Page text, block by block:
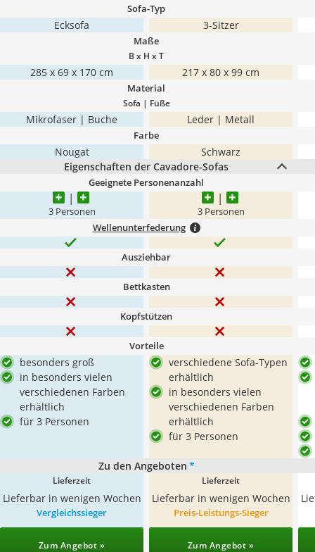
Sofa-Typ
Ecksofa 3-Sitzer
Maße
B x H x T
285 x 69 x 170 cm 217 x 80 x 99 cm
Material
Sofa | Füße
Mikrofaser | Buche Leder | Metall
Farbe
Nougat
Schwarz
Eigenschaften der Cavadore-Sofas
Geeignete Personenanzahl
3 Personen 3 Personen
Wellenunterfederung
Ausziehbar
Bettkasten
Kopfstützen
Vorteile
besonders groß
in besonders vielen
verschiedenen Farben
erhältlich
für 3 Personen
verschiedene Sofa-Typen
erhältlich
in besonders vielen
verschiedenen Farben
erhältlich
für 3 Personen
Zu den Angeboten *
Lieferzeit
Lieferbar in wenigen Wochen
Lieferzeit
Lieferbar in wenigen Wochen
Vergleichssieger
Zum Angebot »
Preis-Leistungs-Sieger
Zum Angebot »